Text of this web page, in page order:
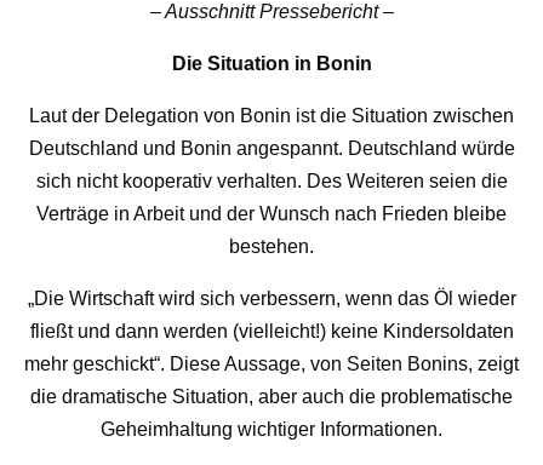
– Ausschnitt Pressebericht –
Die Situation in Bonin
Laut der Delegation von Bonin ist die Situation zwischen
Deutschland und Bonin angespannt. Deutschland würde
sich nicht kooperativ verhalten. Des Weiteren seien die
Verträge in Arbeit und der Wunsch nach Frieden bleibe
bestehen.
„Die Wirtschaft wird sich verbessern, wenn das Öl wieder
fließt und dann werden (vielleicht!) keine Kindersoldaten
mehr geschickt“. Diese Aussage, von Seiten Bonins, zeigt
die dramatische Situation, aber auch die problematische
Geheimhaltung wichtiger Informationen.